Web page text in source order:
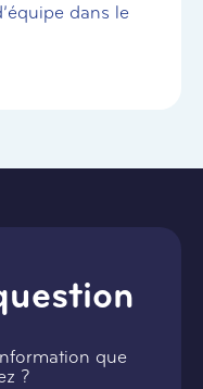
dans le
que
?